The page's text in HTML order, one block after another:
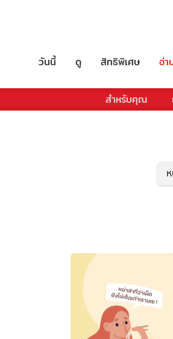
วันนี้ ดู สิทธิพิเศษ อ่า
สำหรับคุณ